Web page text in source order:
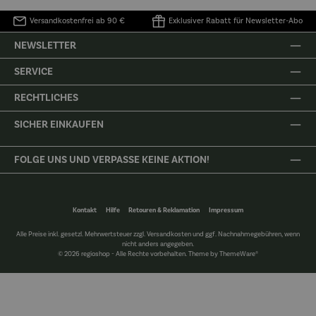
Versandkostenfrei ab 90 € Exklusiver Rabatt für Newsletter-Abo
NEWSLETTER
SERVICE
RECHTLICHES
SICHER EINKAUFEN
FOLGE UNS UND VERPASSE KEINE AKTION!
Kontakt Hilfe Retouren & Reklamation Impressum
Alle Preise inkl. gesetzl. Mehrwertsteuer zzgl.Versandkostenund ggf. Nachnahmegebühren, wenn
nicht anders angegeben.
© 2026 regioshop - Alle Rechte vorbehalten. Theme byThemeWare®